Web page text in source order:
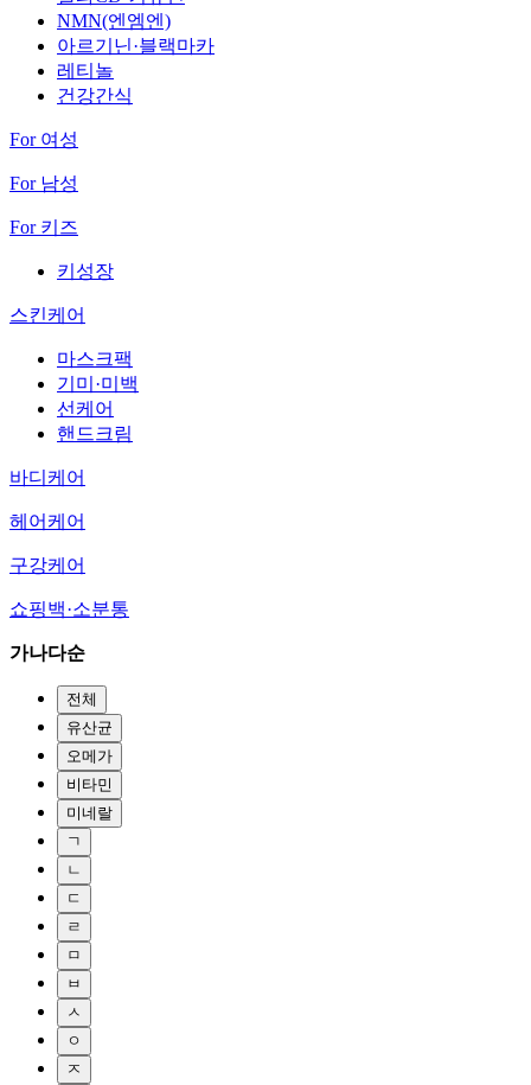
NMN(엔엠엔)
아르기닌·블랙마카
레티놀
건강간식
For 여성
For 남성
For 키즈
키성장
스킨케어
마스크팩
기미·미백
선케어
핸드크림
바디케어
헤어케어
구강케어
쇼핑백·소분통
가나다순
전체
유산균
오메가
비타민
미네랄
ㄱ
ㄴ
ㄷ
ㄹ
ㅁ
ㅂ
ㅅ
ㅇ
ㅈ